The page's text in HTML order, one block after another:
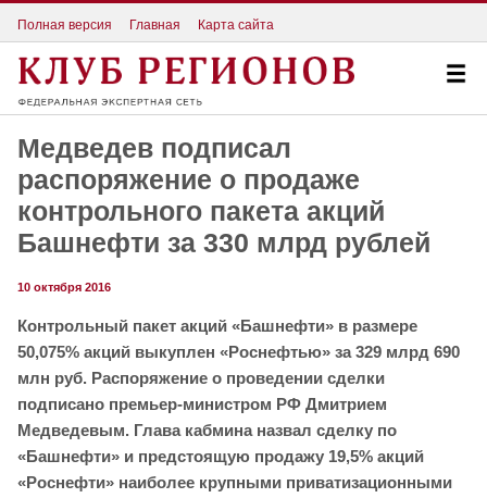
Полная версия Главная Карта сайта
Медведев подписал
распоряжение о продаже
контрольного пакета акций
Башнефти за 330 млрд рублей
10 октября 2016
Контрольный пакет акций «Башнефти» в размере
50,075% акций выкуплен «Роснефтью» за 329 млрд 690
млн руб. Распоряжение о проведении сделки
подписано премьер-министром РФ Дмитрием
Медведевым. Глава кабмина назвал сделку по
«Башнефти» и предстоящую продажу 19,5% акций
«Роснефти» наиболее крупными приватизационными